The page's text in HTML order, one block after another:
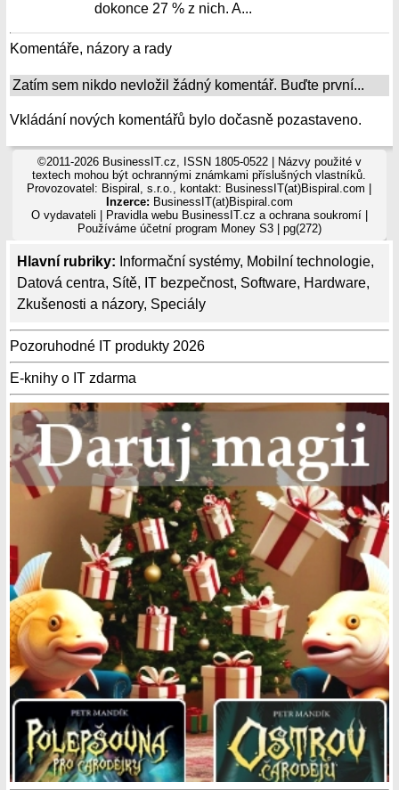
Hlavní rubriky: Informační systémy, Mobilní technologie,
Datová centra, Sítě, IT bezpečnost, Software, Hardware,
Zkušenosti a názory, Speciály
Pozoruhodné IT produkty 2026
E-knihy o IT zdarma
dokonce 27 % z nich. A...
Komentáře, názory a rady
Zatím sem nikdo nevložil žádný komentář. Buďte první...
Vkládání nových komentářů bylo dočasně pozastaveno.
©2011-2026 BusinessIT.cz, ISSN 1805-0522 | Názvy použité v
textech mohou být ochrannými známkami příslušných vlastníků.
Provozovatel: Bispiral, s.r.o., kontakt: BusinessIT(at)Bispiral.com |
Inzerce: BusinessIT(at)Bispiral.com
O vydavateli
Pravidla webu BusinessIT.cz a ochrana soukromí|
Používáme účetní program Money S3| pg(272)